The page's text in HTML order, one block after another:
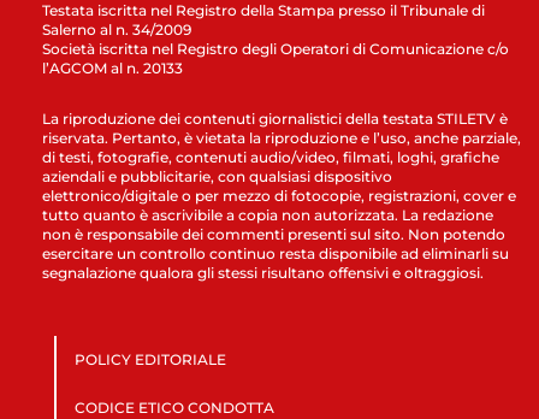
Testata iscritta nel Registro della Stampa presso il Tribunale di
Salerno al n. 34/2009
Società iscritta nel Registro degli Operatori di Comunicazione c/o
l’AGCOM al n. 20133
La riproduzione dei contenuti giornalistici della testata STILETV è
riservata. Pertanto, è vietata la riproduzione e l’uso, anche parziale,
di testi, fotografie, contenuti audio/video, filmati, loghi, grafiche
aziendali e pubblicitarie, con qualsiasi dispositivo
elettronico/digitale o per mezzo di fotocopie, registrazioni, cover e
tutto quanto è ascrivibile a copia non autorizzata. La redazione
non è responsabile dei commenti presenti sul sito. Non potendo
esercitare un controllo continuo resta disponibile ad eliminarli su
segnalazione qualora gli stessi risultano offensivi e oltraggiosi.
POLICY EDITORIALE
CODICE ETICO CONDOTTA